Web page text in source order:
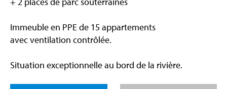
Immeuble en PPE de 15 appartements
avec ventilation contrôlée.
Situation exceptionnelle au bord de la rivière.